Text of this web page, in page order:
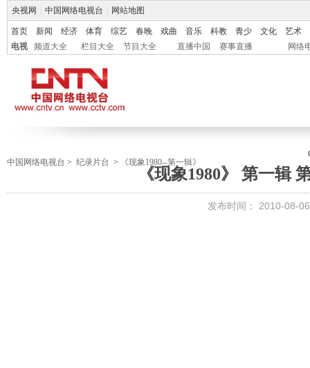
央视网 中国网络电视台 网站地图
首页 新闻 经济 体育 综艺 春晚 戏曲 音乐 科教 青少 文化
艺术
电视
频道大全 栏目大全 节目大全 直播中国 赛事直播 网络
中国网络电视台 > 纪录片台 > 《现象1980--第一辑》
《现象1980》 第一辑
发布时间： 2010-08-